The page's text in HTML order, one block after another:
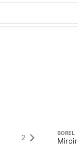
2 BOREL
Miroir